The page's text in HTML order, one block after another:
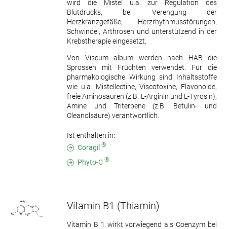
wird die Mistel u.a. zur Regulation des
Blutdrucks, bei Verengung der
Herzkranzgefäße, Herzrhythmusstörungen,
Schwindel, Arthrosen und unterstützend in der
Krebstherapie eingesetzt.
Von Viscum album werden nach HAB die
Sprossen mit Früchten verwendet. Für die
pharmakologische Wirkung sind Inhaltsstoffe
wie u.a. Mistellectine, Viscotoxine, Flavonoide,
freie Aminosäuren (z.B. L-Arginin und L-Tyrosin),
Amine und Triterpene (z.B. Betulin- und
Oleanolsäure) verantwortlich.
Ist enthalten in:
Coragil ®
Phyto-C ®
Vitamin B1 (Thiamin)
Vitamin B 1 wirkt vorwiegend als Coenzym bei